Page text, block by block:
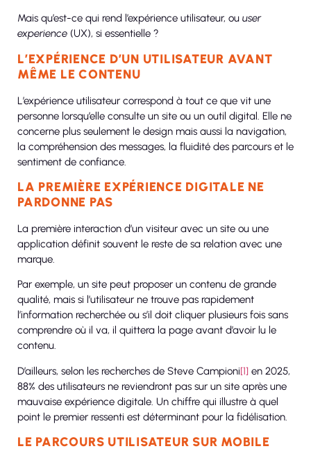
Mais qu’est-ce qui rend l’expérience utilisateur, ou user
experience (UX), si essentielle ?
L’EXPÉRIENCE D’UN UTILISATEUR AVANT
MÊME LE CONTENU
L’expérience utilisateur correspond à tout ce que vit une
personne lorsqu’elle consulte un site ou un outil digital. Elle ne
concerne plus seulement le design mais aussi la navigation,
la compréhension des messages, la fluidité des parcours et le
sentiment de confiance.
LA PREMIÈRE EXPÉRIENCE DIGITALE NE
PARDONNE PAS
La première interaction d’un visiteur avec un site ou une
application définit souvent le reste de sa relation avec une
marque.
Par exemple, un site peut proposer un contenu de grande
qualité, mais si l’utilisateur ne trouve pas rapidement
l’information recherchée ou s’il doit cliquer plusieurs fois sans
comprendre où il va, il quittera la page avant d’avoir lu le
contenu.
D’ailleurs, selon les recherches de Steve Campioni[1] en 2025,
88% des utilisateurs ne reviendront pas sur un site après une
mauvaise expérience digitale. Un chiffre qui illustre à quel
point le premier ressenti est déterminant pour la fidélisation.
LE PARCOURS UTILISATEUR SUR MOBILE